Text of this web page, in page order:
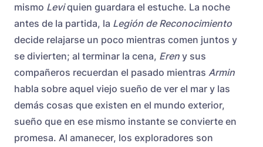
mismo Leviquien guardara el estuche. La noche
antes de la partida, la Legión de Reconocimiento
decide relajarse un poco mientras comen juntos y
se divierten; al terminar la cena, Eren y sus
compañeros recuerdan el pasado mientras Armin
habla sobre aquel viejo sueño de ver el mar y las
demás cosas que existen en el mundo exterior,
sueño que en ese mismo instante se convierte en
promesa. Al amanecer, los exploradores son